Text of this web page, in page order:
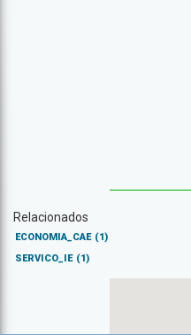
Relacionados
ECONOMIA_CAE (1)
SERVICO_IE (1)